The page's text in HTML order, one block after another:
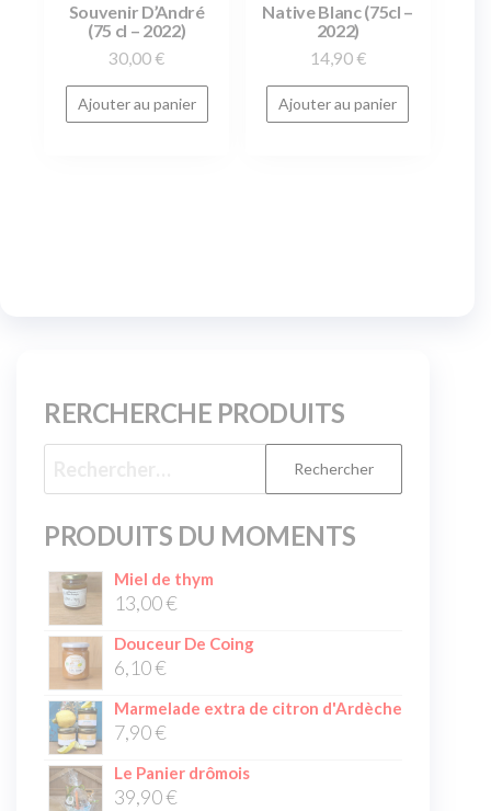
Souvenir D’André
(75 cl – 2022)
30,00 €
Ajouter au panier
Native Blanc (75cl –
2022)
14,90 €
Ajouter au panier
RERCHERCHE PRODUITS
PRODUITS DU MOMENTS
Miel de thym
13,00€
Douceur De Coing
6,10€
Marmelade extra de citron d'Ardèche
7,90€
Le Panier drômois
39,90€